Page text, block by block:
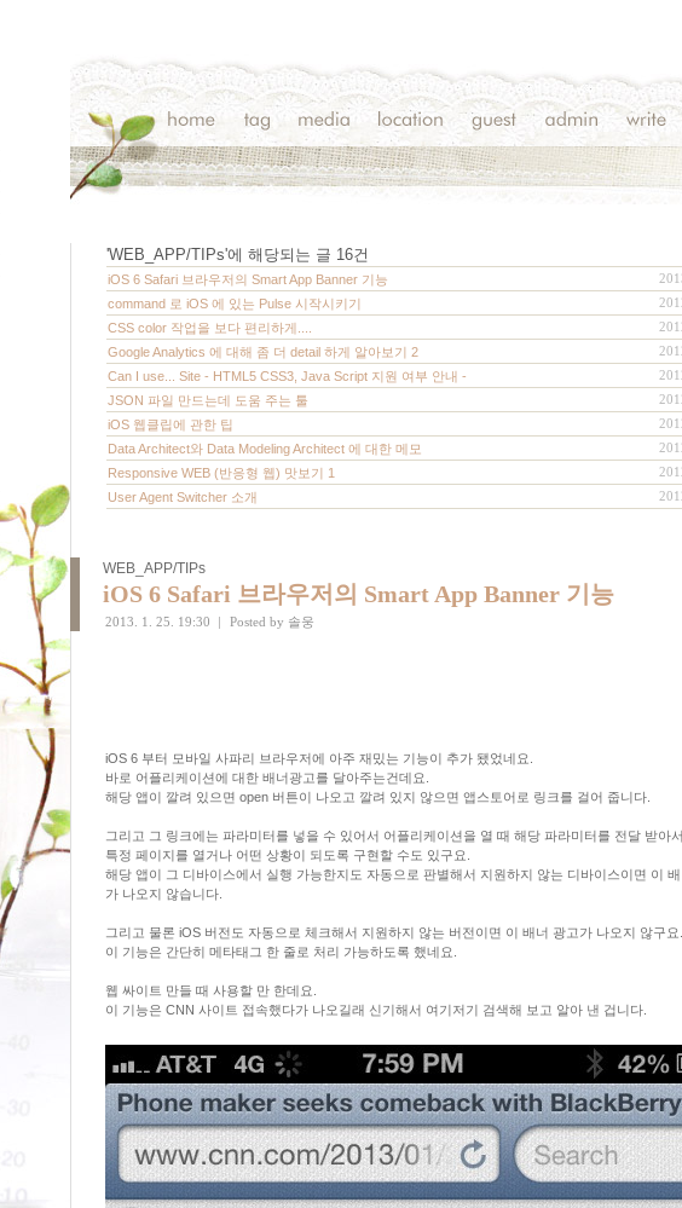
'WEB_APP/TIPs'에 해당되는 글 16건
iOS 6 Safari 브라우저의 Smart App Banner 기능
command 로 iOS 에 있는 Pulse 시작시키기
CSS color 작업을 보다 편리하게....
Google Analytics 에 대해 좀 더 detail 하게 알아보기 2
Can I use... Site - HTML5 CSS3, Java Script 지원 여부 안내 -
JSON 파일 만드는데 도움 주는 툴
iOS 웹클립에 관한 팁
Data Architect와 Data Modeling Architect 에 대한 메모
Responsive WEB (반응형 웹) 맛보기 1
User Agent Switcher 소개
WEB_APP/TIPs
iOS 6 Safari 브라우저의 Smart App Banner 기능
2013. 1. 25. 19:30 | Posted by 솔웅
iOS 6 부터 모바일 사파리 브라우저에 아주 재밌는 기능이 추가 됐었네요.
바로 어플리케이션에 대한 배너광고를 달아주는건데요.
해당 앱이 깔려 있으면 open 버튼이 나오고 깔려 있지 않으면 앱스토어로 링크를 걸어 줍니다.
그리고 그 링크에는 파라미터를 넣을 수 있어서 어플리케이션을 열 때 해당 파라미터를 전달 받아
특정 페이지를 열거나 어떤 상황이 되도록 구현할 수도 있구요.
해당 앱이 그 디바이스에서 실행 가능한지도 자동으로 판별해서 지원하지 않는 디바이스이면 이
가 나오지 않습니다.
그리고 물론 iOS 버전도 자동으로 체크해서 지원하지 않는 버전이면 이 배너 광고가 나오지 않구요.
이 기능은 간단히 메타태그 한 줄로 처리 가능하도록 했네요.
웹 싸이트 만들 때 사용할 만 한데요.
이 기능은 CNN 사이트 접속했다가 나오길래 신기해서 여기저기 검색해 보고 알아 낸 겁니다.